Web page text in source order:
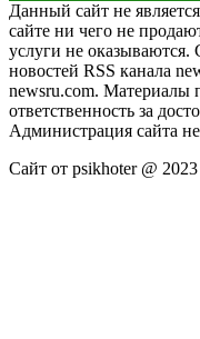
Данный сайт не
сайте ни чего не
услуги не оказываются.
новостей RSS канала
newsru.com. Материалы
ответственность за
Администрация сайта не
Сайт от psikhoter @ 2023